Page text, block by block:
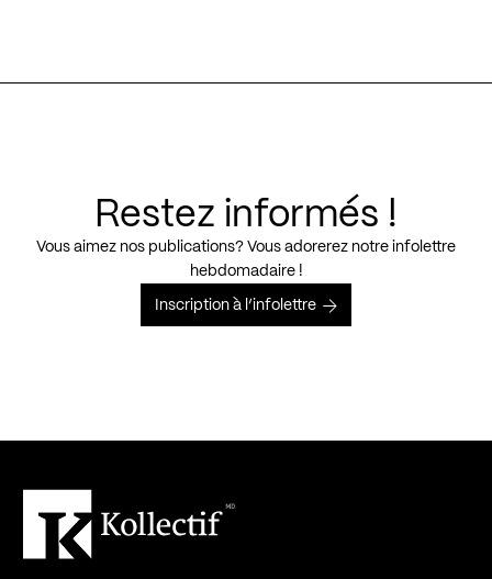
Restez informés !
Vous aimez nos publications? Vous adorerez notre infolettre
hebdomadaire !
Inscription à l’infolettre